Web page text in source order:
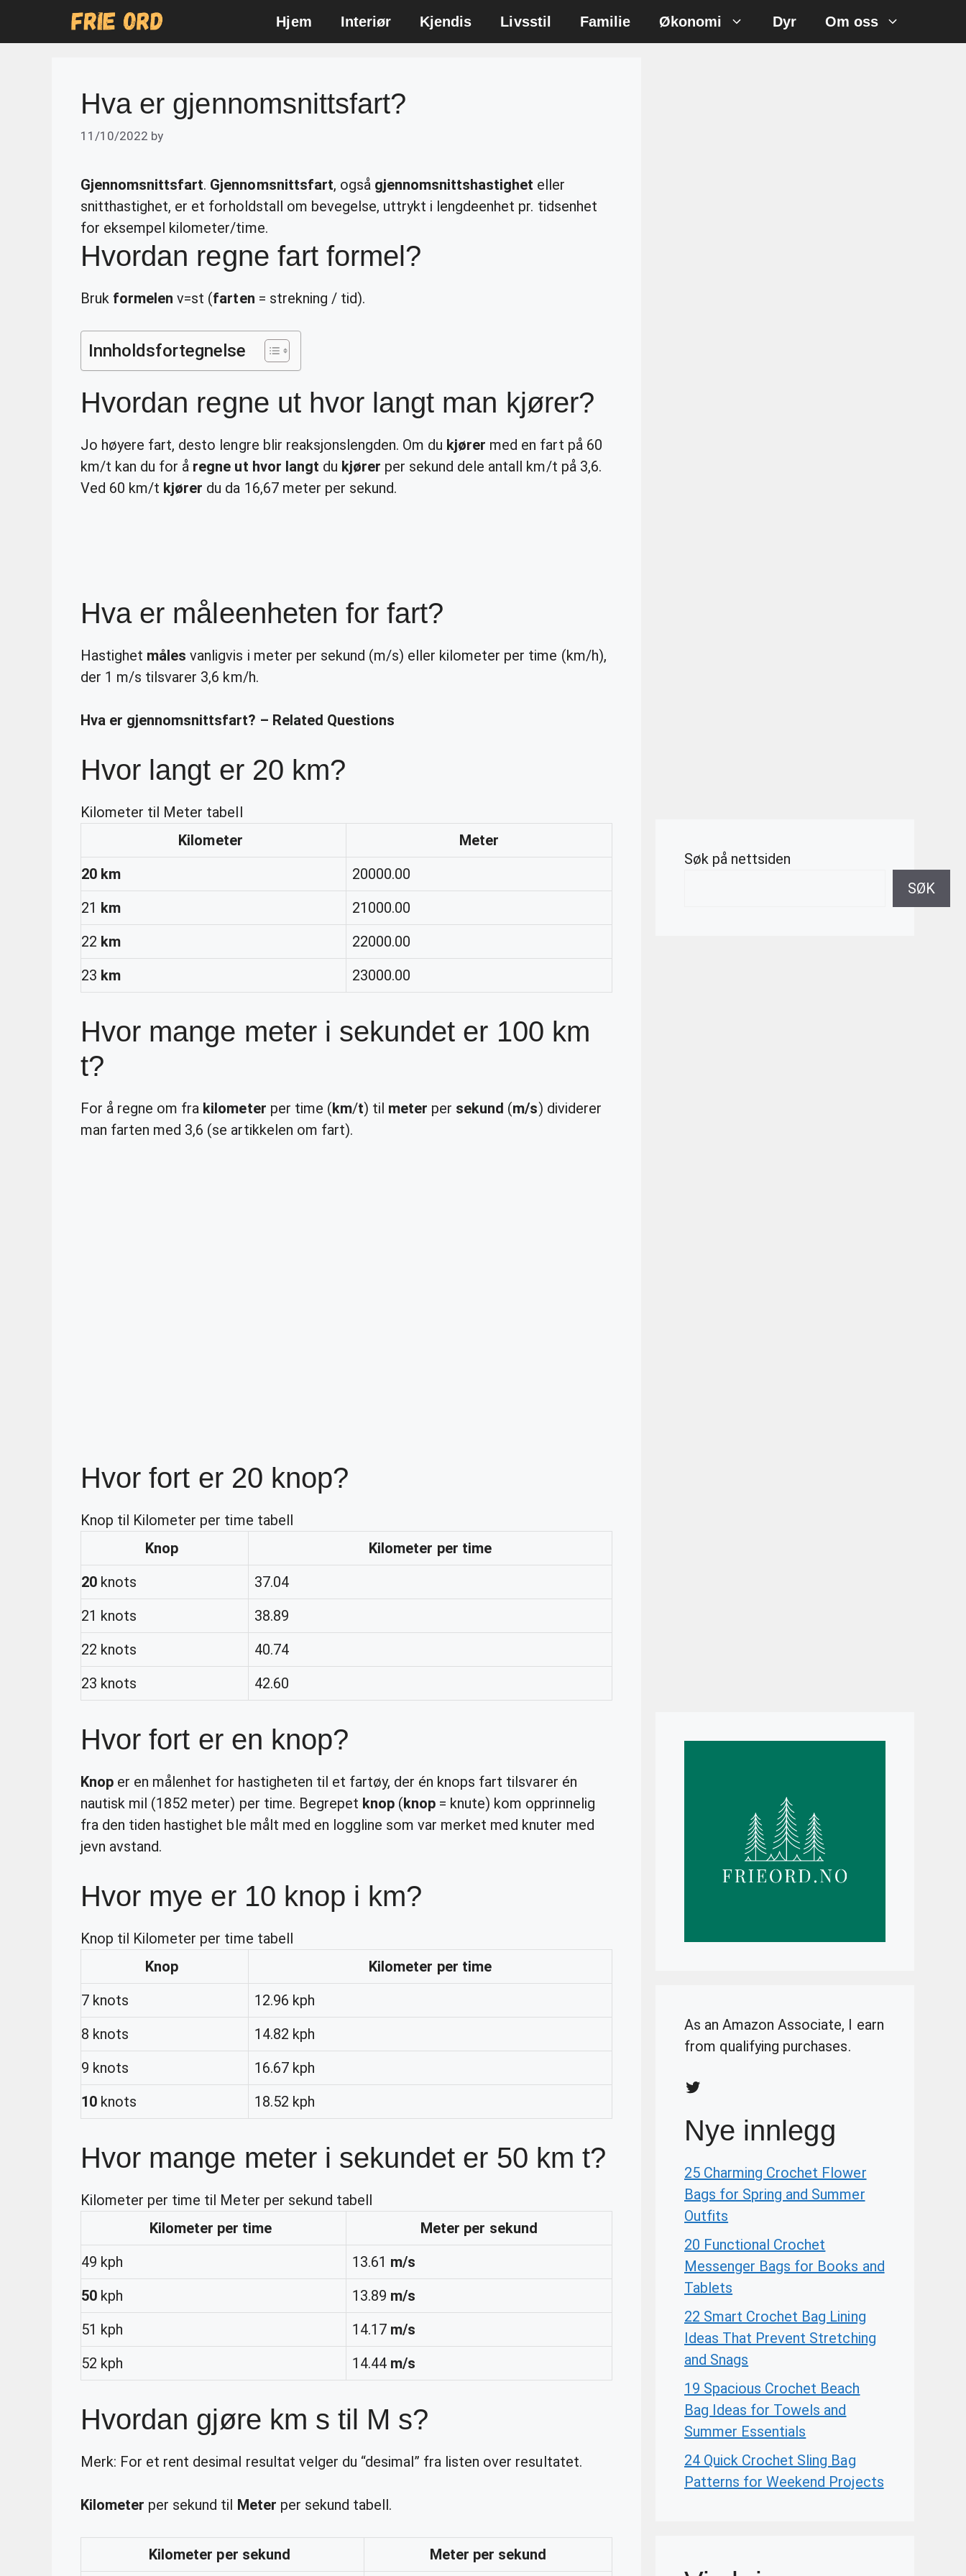
Hjem Interiør Kjendis Livsstil Familie Økonomi Dyr Om oss
Hva er gjennomsnittsfart?
11/10/2022 by
Gjennomsnittsfart. Gjennomsnittsfart, også gjennomsnittshastighet eller
snitthastighet, er et forholdstall om bevegelse, uttrykt i lengdeenhet pr. tidsenhet
for eksempel kilometer/time.
Hvordan regne fart formel?
Bruk formelen v=st (farten = strekning / tid).
Innholdsfortegnelse
Hvordan regne ut hvor langt man kjører?
Jo høyere fart, desto lengre blir reaksjonslengden. Om du kjører med en fart på 60
km/t kan du for å regne ut hvor langt du kjører per sekund dele antall km/t på 3,6.
Ved 60 km/t kjører du da 16,67 meter per sekund.
Hva er måleenheten for fart?
Hastighet måles vanligvis i meter per sekund (m/s) eller kilometer per time (km/h),
der 1 m/s tilsvarer 3,6 km/h.
Hva er gjennomsnittsfart? – Related Questions
Hvor langt er 20 km?
Kilometer til Meter tabell
Kilometer
Meter
20 km
20000.00
21 km
21000.00
22 km
22000.00
23 km 23000.00
Hvor mange meter i sekundet er 100 km
t?
For å regne om fra kilometer per time (km/t) til meter per sekund (m/s) dividerer
man farten med 3,6 (se artikkelen om fart).
Hvor fort er 20 knop?
Knop til Kilometer per time tabell
Knop
Kilometer per time
20 knots
37.04
21 knots
38.89
22 knots
40.74
23 knots
42.60
Hvor fort er en knop?
Knop er en målenhet for hastigheten til et fartøy, der én knops fart tilsvarer én
nautisk mil (1852 meter) per time. Begrepet knop(knop = knute) kom opprinnelig
fra den tiden hastighet ble målt med en loggline som var merket med knuter med
jevn avstand.
Hvor mye er 10 knop i km?
Knop til Kilometer per time tabell
Knop
Kilometer per time
7 knots
12.96 kph
8 knots
14.82 kph
9 knots
16.67 kph
10 knots 18.52 kph
Hvor mange meter i sekundet er 50 km t?
Kilometer per time til Meter per sekund tabell
Kilometer per time Meter per sekund
49 kph
13.61 m/s
50 kph 13.89 m/s
51 kph
14.17 m/s
52 kph
14.44 m/s
Hvordan gjøre km s til M s?
Merk: For et rent desimal resultat velger du “desimal” fra listen over resultatet.
Kilometer per sekund til Meter per sekund tabell.
Kilometer per sekund Meter per sekund
Søk på nettsiden
SØK
As an Amazon Associate, I earn
from qualifying purchases.
Twitter
Nye innlegg
25 Charming Crochet Flower
Bags for Spring and Summer
Outfits
20 Functional Crochet
Messenger Bags for Books and
Tablets
22 Smart Crochet Bag Lining
Ideas That Prevent Stretching
and Snags
19 Spacious Crochet Beach
Bag Ideas for Towels and
Summer Essentials
24 Quick Crochet Sling Bag
Patterns for Weekend Projects